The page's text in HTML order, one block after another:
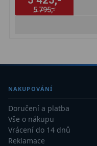
5 795,-
NAKUPOVÁNÍ
Doručení a platba
Vše o nákupu
Vrácení do 14 dnů
Reklamace